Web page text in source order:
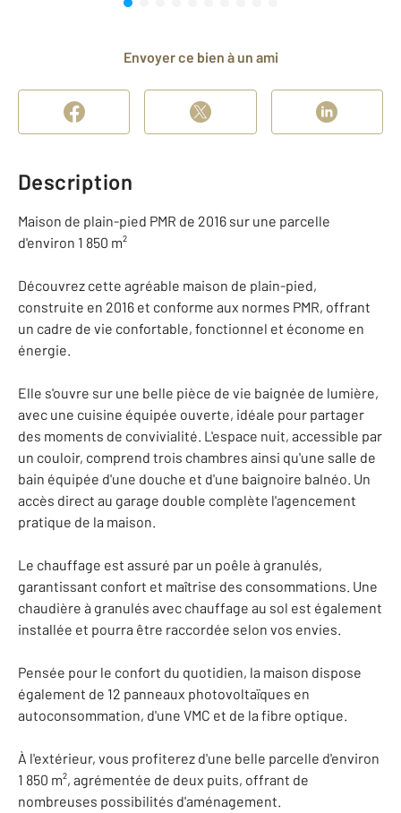
Envoyer ce bien à un ami
Description
Maison de plain-pied PMR de 2016 sur une parcelle
d'environ 1 850 m²
Découvrez cette agréable maison de plain-pied,
construite en 2016 et conforme aux normes PMR, offrant
un cadre de vie confortable, fonctionnel et économe en
énergie.
Elle s'ouvre sur une belle pièce de vie baignée de lumière,
avec une cuisine équipée ouverte, idéale pour partager
des moments de convivialité. L'espace nuit, accessible par
un couloir, comprend trois chambres ainsi qu'une salle de
bain équipée d'une douche et d'une baignoire balnéo. Un
accès direct au garage double complète l'agencement
pratique de la maison.
Le chauffage est assuré par un poêle à granulés,
garantissant confort et maîtrise des consommations. Une
chaudière à granulés avec chauffage au sol est également
installée et pourra être raccordée selon vos envies.
Pensée pour le confort du quotidien, la maison dispose
également de 12 panneaux photovoltaïques en
autoconsommation, d'une VMC et de la fibre optique.
À l'extérieur, vous profiterez d'une belle parcelle d'environ
1 850 m², agrémentée de deux puits, offrant de
nombreuses possibilités d'aménagement.